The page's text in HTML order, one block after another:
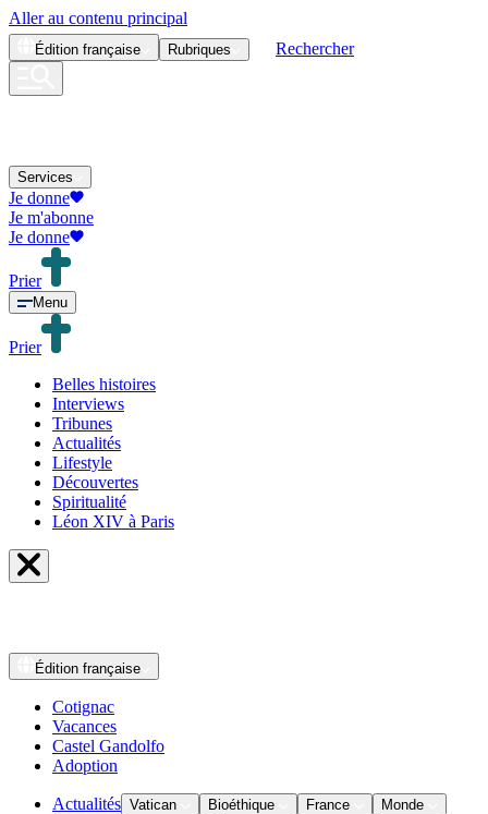
Aller au contenu principal
Édition française Rubriques Rechercher
Services
Je donne
Je m'abonne
Je donne
Prier
Menu
Prier
Belles histoires
Interviews
Tribunes
Actualités
Lifestyle
Découvertes
Spiritualité
Léon XIV à Paris
Édition française
Cotignac
Vacances
Castel Gandolfo
Adoption
Actualités Vatican Bioéthique France
Monde